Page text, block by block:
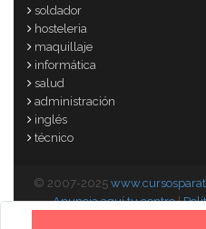
soldador
hosteleria
maquillaje
informática
salud
administración
inglés
técnico
© 2007-2025
Anuncia aquí tu centro|